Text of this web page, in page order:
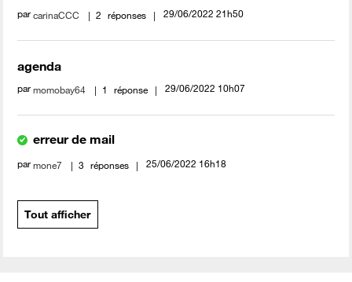
parcarinaCCC 2 réponses ‎29/06/2022 21h50
agenda
parmomobay64 1 réponse ‎29/06/2022 10h07
erreur de mail
parmone7 3 réponses ‎25/06/2022 16h18
Tout afficher